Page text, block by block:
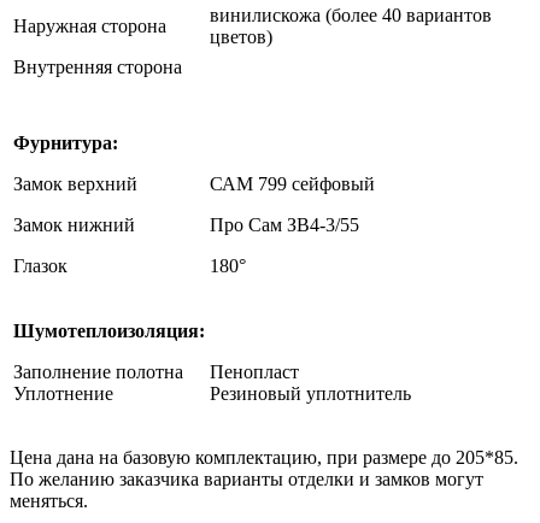
Наружная сторона
Внутренняя сторона
винилискожа (более 40 вариантов
цветов)
Фурнитура:
Замок верхний
Замок нижний
Глазок
САМ 799 сейфовый
Про Сам ЗВ4-3/55
180°
Шумотеплоизоляция:
Заполнение полотна
Уплотнение
Пенопласт
Резиновый уплотнитель
Цена дана на базовую комплектацию, при размере до 205*85.
По желанию заказчика варианты отделки и замков могут
меняться.